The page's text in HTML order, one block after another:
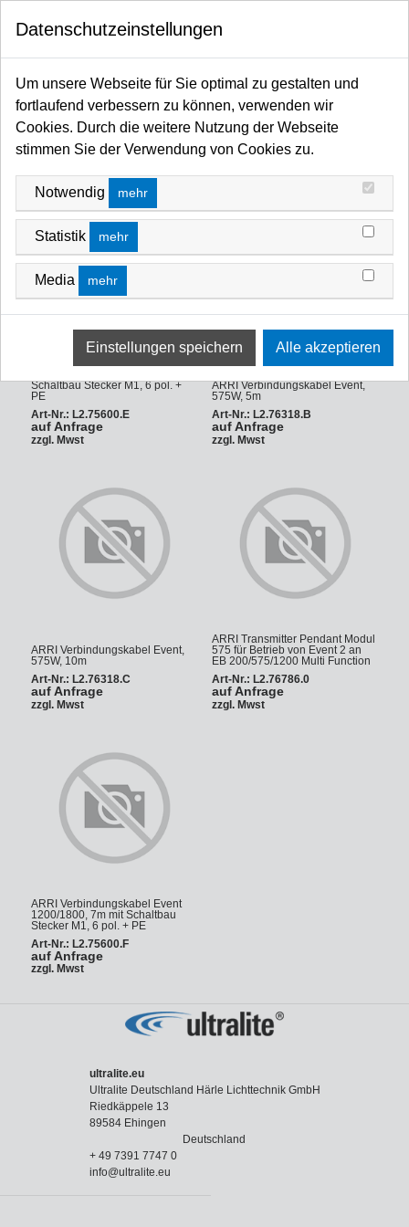
Startseite
LED
ARRI Orbiter / LED Sonstiges ARRI Zubehör Event Zubehör
EVENT ZUBEHÖR
FILTERN NACH SORTIEREN NACH
ARRI Verbindungskabel Event,
Schaltbau Stecker M1, 6 pol. +
PE
Art-Nr.: L2.75600.E
auf Anfrage
zzgl. Mwst
ARRI Verbindungskabel Event,
575W, 5m
Art-Nr.: L2.76318.B
auf Anfrage
zzgl. Mwst
ARRI Verbindungskabel Event,
575W, 10m
Art-Nr.: L2.76318.C
auf Anfrage
zzgl. Mwst
ARRI Transmitter Pendant Modul
575 für Betrieb von Event 2 an
EB 200/575/1200 Multi Function
Art-Nr.: L2.76786.0
auf Anfrage
zzgl. Mwst
ARRI Verbindungskabel Event
1200/1800, 7m mit Schaltbau
Stecker M1, 6 pol. + PE
Art-Nr.: L2.75600.F
auf Anfrage
zzgl. Mwst
ultralite.eu
Ultralite Deutschland Härle Lichttechnik GmbH
Riedkäppele 13
89584 Ehingen
Deutschland
+ 49 7391 7747 0
info@ultralite.eu
Datenschutzeinstellungen
Um unsere Webseite für Sie optimal zu gestalten und
fortlaufend verbessern zu können, verwenden wir
Cookies. Durch die weitere Nutzung der Webseite
stimmen Sie der Verwendung von Cookies zu.
Notwendig mehr
Statistik mehr
Media mehr